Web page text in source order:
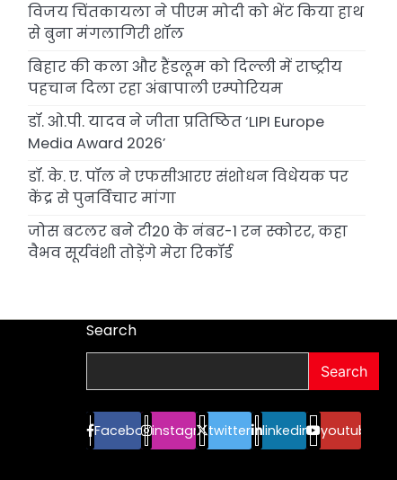
विजय चिंतकायला ने पीएम मोदी को भेंट किया हाथ
से बुना मंगलागिरी शॉल
बिहार की कला और हैंडलूम को दिल्ली में राष्ट्रीय
पहचान दिला रहा अंबापाली एम्पोरियम
डॉ. ओ.पी. यादव ने जीता प्रतिष्ठित ‘LIPI Europe
Media Award 2026’
डॉ. के. ए. पॉल ने एफसीआरए संशोधन विधेयक पर
केंद्र से पुनर्विचार मांगा
जोस बटलर बने टी20 के नंबर-1 रन स्कोरर, कहा
वैभव सूर्यवंशी तोड़ेंगे मेरा रिकॉर्ड
Search
Search
Facebookinstagramtwitter linkedin youtube